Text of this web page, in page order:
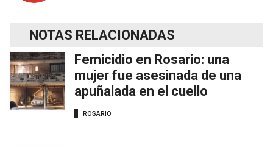
NOTAS RELACIONADAS
Femicidio en Rosario: una
mujer fue asesinada de una
apuñalada en el cuello
ROSARIO